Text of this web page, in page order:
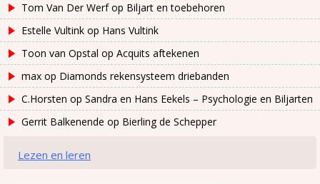
Tom Van Der Werfop Biljart en toebehoren
Estelle Vultink op Hans Vultink
Toon van Opstal op Acquits aftekenen
max op Diamonds rekensysteem driebanden
C.Horsten op Sandra en Hans Eekels – Psychologie en Biljarten
Gerrit Balkenende op Bierling de Schepper
Lezen en leren